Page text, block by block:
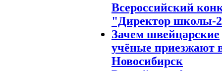
Всероссийский
"Директор школы-
Зачем швейцарские
учёные приезжают
Новосибирск